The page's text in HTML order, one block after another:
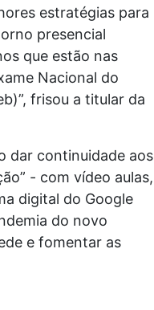
estratégias para
presencial
que estão nas
Nacional do
frisou a titular da
dar continuidade aos
- com vídeo aulas,
digital do Google
do novo
e fomentar as